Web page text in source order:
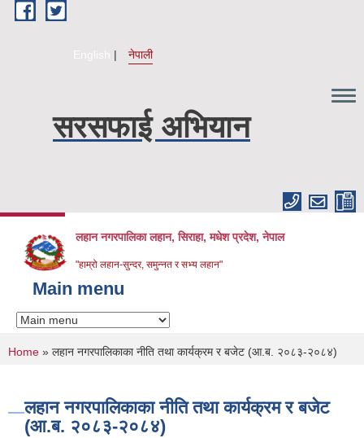
Skip to main content
English नेपाली
सरसफाई अभियान
लहान नगरपालिका लहान, सिराहा, मधेश प्रदेश, नेपाल
"हाम्रो लहान-सुन्दर, समुन्नत र सभ्य लहान"
Main menu
You are here
Home » लहान नगरपालिकाका नीति तथा कार्यक्रम र बजेट (आ.ब. २०८३-२०८४)
लहान नगरपालिकाका नीति तथा कार्यक्रम र बजेट
(आ.ब. २०८३-२०८४)